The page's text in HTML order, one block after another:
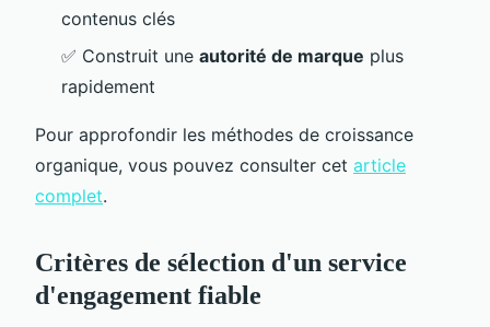
contenus clés
✅ Construit une autorité de marque plus
rapidement
Pour approfondir les méthodes de croissance
organique, vous pouvez consulter cet article
complet.
Critères de sélection d'un service
d'engagement fiable